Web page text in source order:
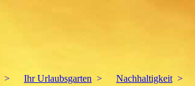
Ihr Urlaubsgarten Nachhaltigkeit